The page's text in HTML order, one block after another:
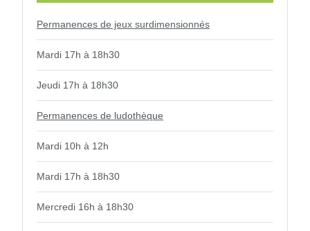
Permanences de jeux surdimensionnés
Mardi 17h à 18h30
Jeudi 17h à 18h30
Permanences de ludothèque
Mardi 10h à 12h
Mardi 17h à 18h30
Mercredi 16h à 18h30